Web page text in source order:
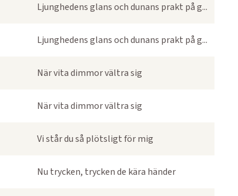
Ljunghedens glans och dunans prakt på g...
Ljunghedens glans och dunans prakt på g...
När vita dimmor vältra sig
När vita dimmor vältra sig
Vi står du så plötsligt för mig
Nu trycken, trycken de kära händer